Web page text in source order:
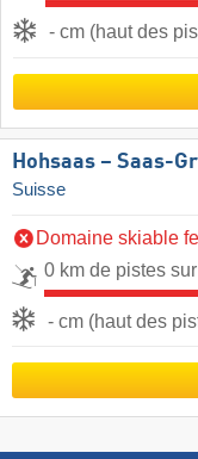
- cm (haut des
Hohsaas – Saas-
Suisse
Domaine skiable
0 km de pistes
- cm (haut des